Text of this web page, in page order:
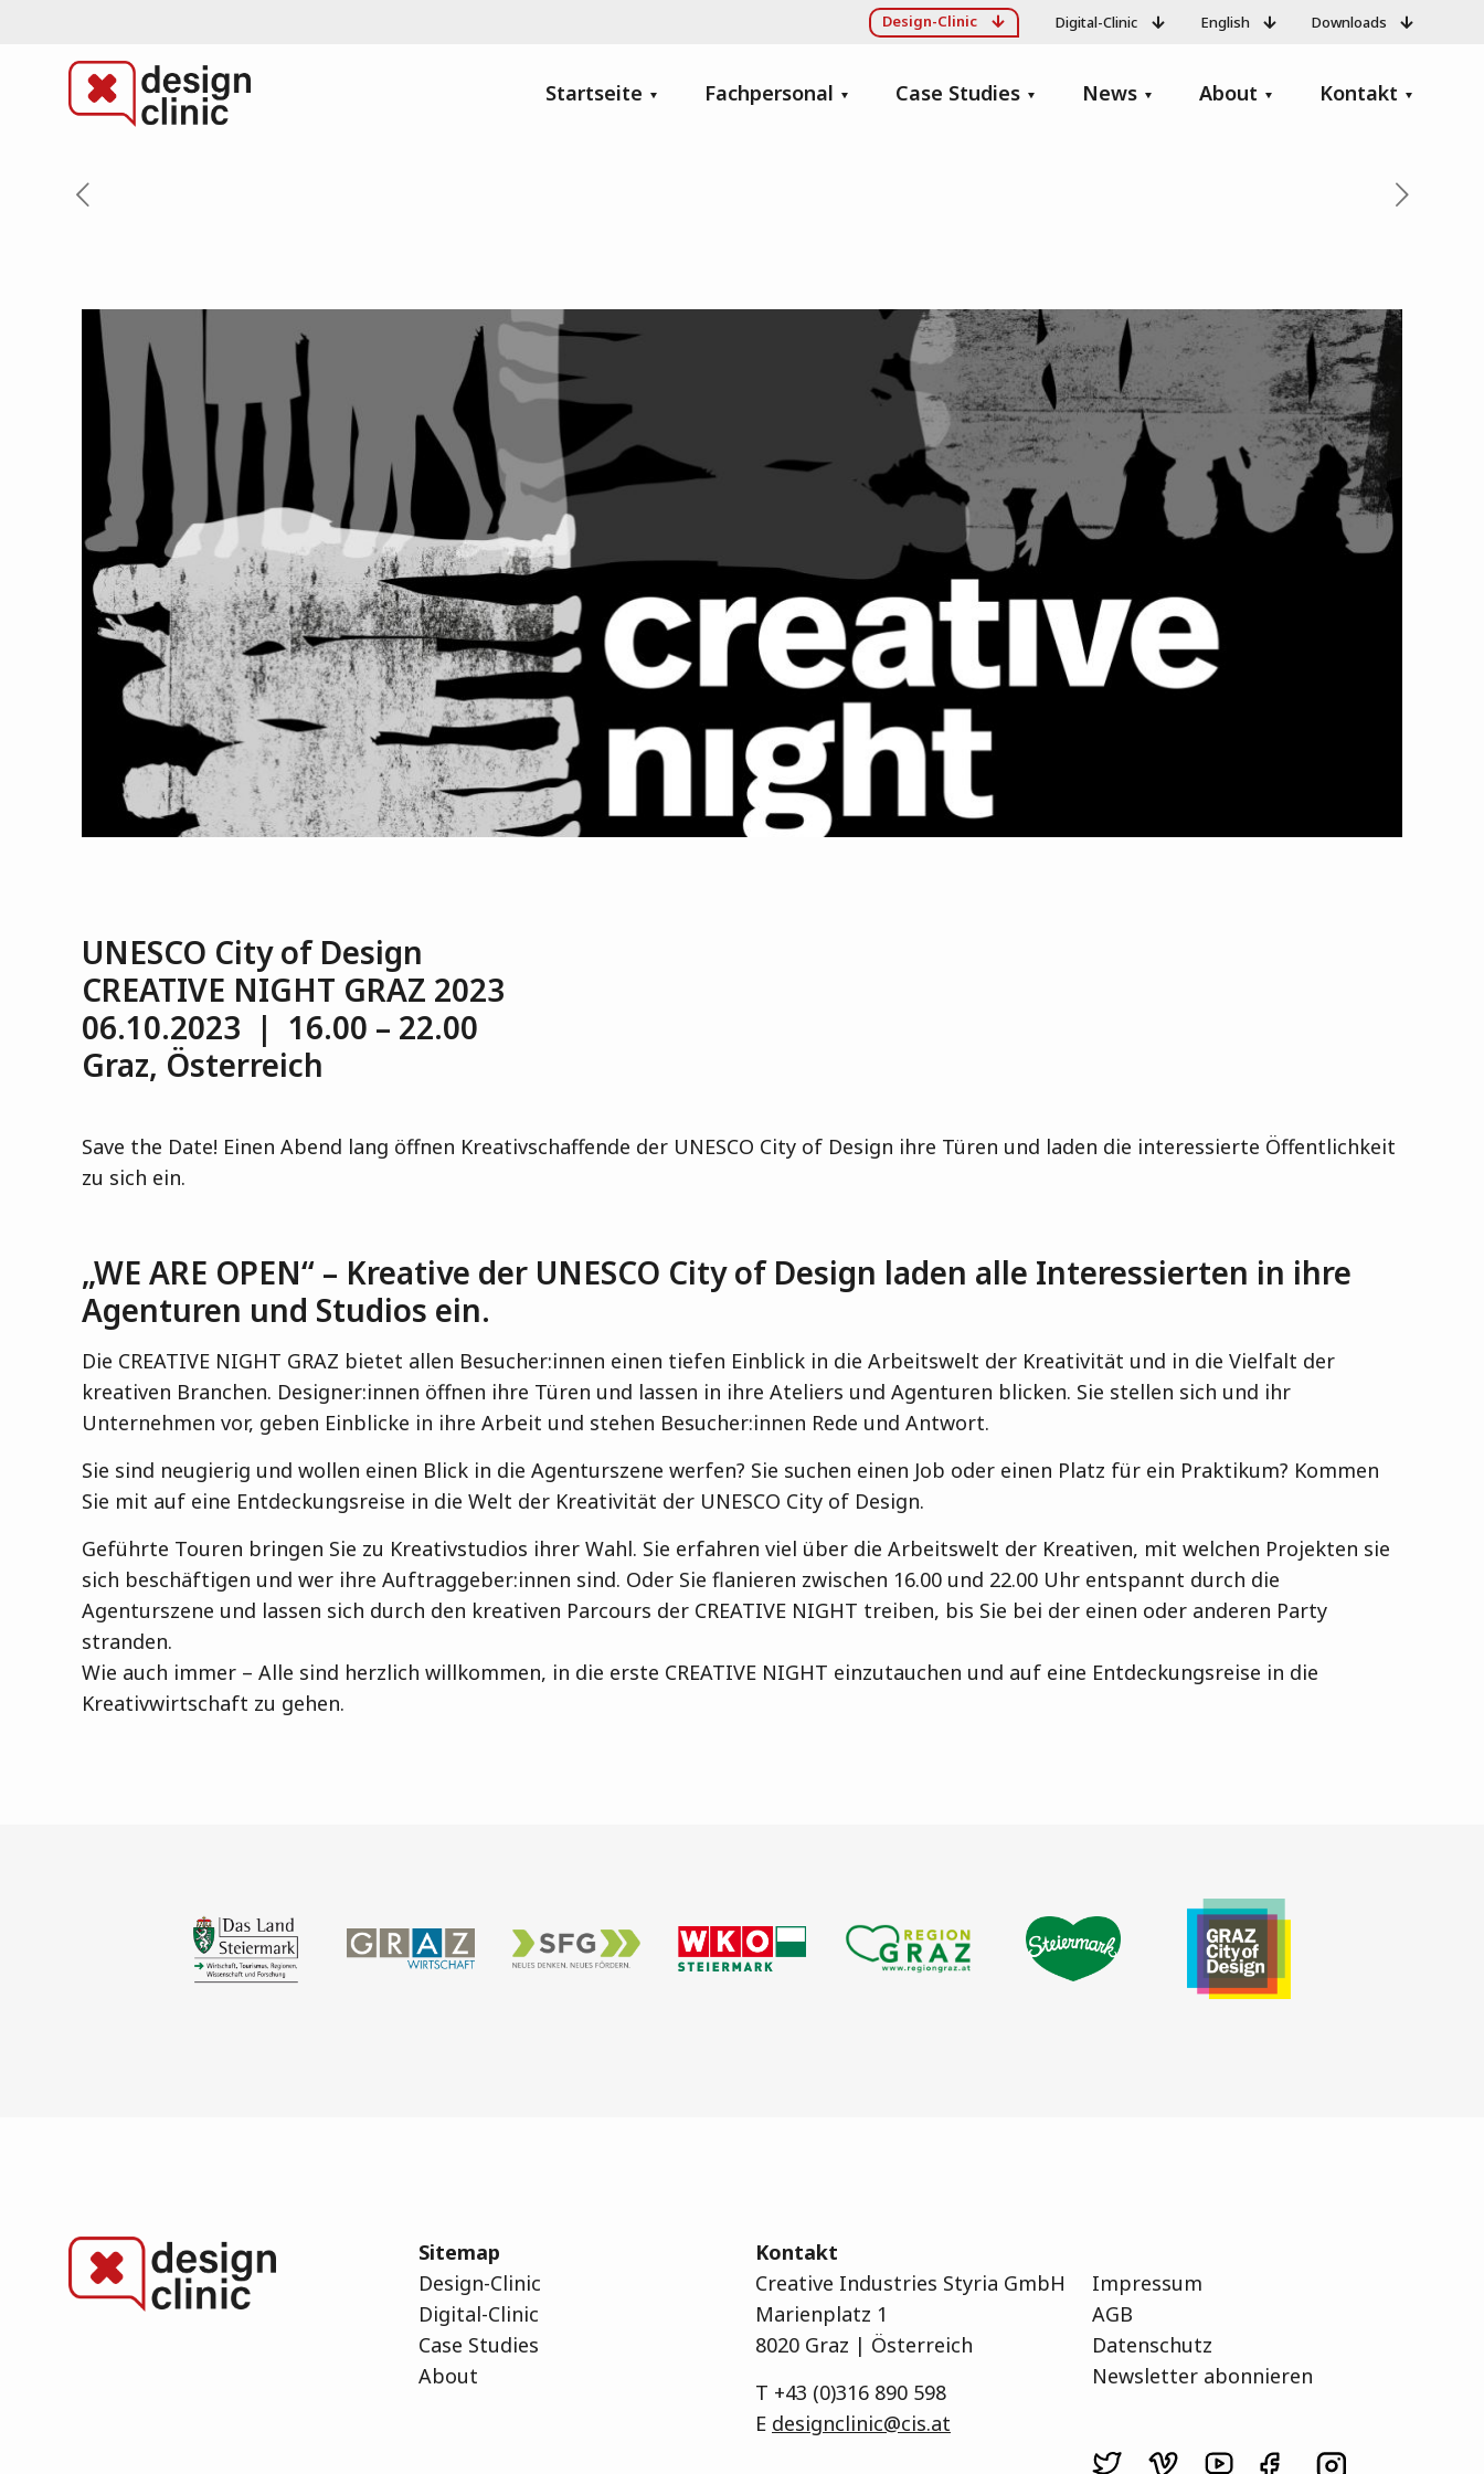
Design-Clinic Digital-Clinic English Downloads
Startseite Fachpersonal Case Studies News About Kontakt
UNESCO City of Design
CREATIVE NIGHT GRAZ 2023
06.10.2023 | 16.00 – 22.00
Graz, Österreich
Save the Date! Einen Abend lang öffnen Kreativschaffende der UNESCO City of Design ihre Türen und laden die interessierte Öffentlichkeit
zu sich ein.
„WE ARE OPEN“ – Kreative der UNESCO City of Design laden alle Interessierten in ihre
Agenturen und Studios ein.
Die CREATIVE NIGHT GRAZ bietet allen Besucher:innen einen tiefen Einblick in die Arbeitswelt der Kreativität und in die Vielfalt der
kreativen Branchen. Designer:innen öffnen ihre Türen und lassen in ihre Ateliers und Agenturen blicken. Sie stellen sich und ihr
Unternehmen vor, geben Einblicke in ihre Arbeit und stehen Besucher:innen Rede und Antwort.
Sie sind neugierig und wollen einen Blick in die Agenturszene werfen? Sie suchen einen Job oder einen Platz für ein Praktikum? Kommen
Sie mit auf eine Entdeckungsreise in die Welt der Kreativität der UNESCO City of Design.
Geführte Touren bringen Sie zu Kreativstudios ihrer Wahl. Sie erfahren viel über die Arbeitswelt der Kreativen, mit welchen Projekten sie
sich beschäftigen und wer ihre Auftraggeber:innen sind. Oder Sie flanieren zwischen 16.00 und 22.00 Uhr entspannt durch die
Agenturszene und lassen sich durch den kreativen Parcours der CREATIVE NIGHT treiben, bis Sie bei der einen oder anderen Party
stranden.
Wie auch immer – Alle sind herzlich willkommen, in die erste CREATIVE NIGHT einzutauchen und auf eine Entdeckungsreise in die
Kreativwirtschaft zu gehen.
Sitemap
Design-Clinic
Digital-Clinic
Case Studies
About
Kontakt
Creative Industries Styria GmbH
Marienplatz 1
8020 Graz | Österreich
T +43 (0)316 890 598
E designclinic@cis.at
Impressum
AGB
Datenschutz
Newsletter abonnieren